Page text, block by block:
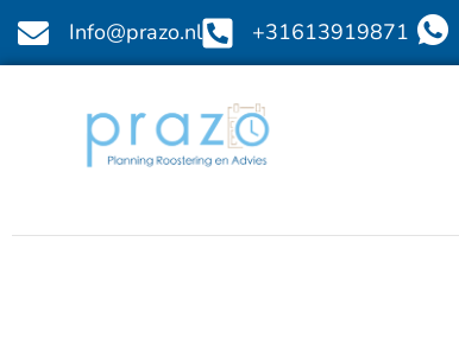
Info@prazo.nl +31613919871